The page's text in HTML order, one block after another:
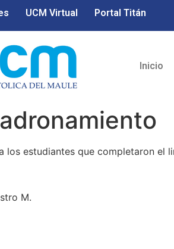
UCM Virtual Portal Titán
Inicio
los estudiantes que completaron el
M.